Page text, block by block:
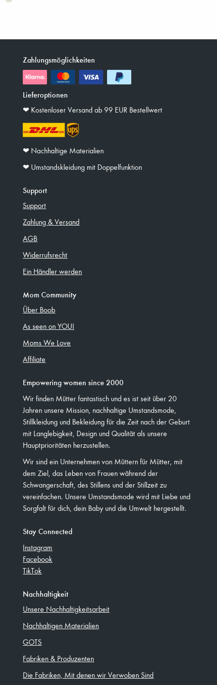
Zahlungsmöglichkeiten
Lieferoptionen
❤︎ Kostenloser Versand ab 99 EUR Bestellwert
❤︎ Nachhaltige Materialien
❤︎ Umstandskleidung mit Doppelfunktion
Support
Support
Zahlung & Versand
AGB
Widerrufsrecht
Ein Händler werden
Mom Community
Über Boob
As seen on YOU!
Moms We Love
Affiliate
Empowering women since 2000
Wir finden Mütter fantastisch und es ist seit über 20
Jahren unsere Mission, nachhaltige Umstandsmode,
Stillkleidung und Bekleidung für die Zeit nach der Geburt
mit Langlebigkeit, Design und Qualität als unsere
Hauptprioritäten herzustellen.
Wir sind ein Unternehmen von Müttern für Mütter, mit
dem Ziel, das Leben von Frauen während der
Schwangerschaft, des Stillens und der Stillzeit zu
vereinfachen. Unsere Umstandsmode wird mit Liebe und
Sorgfalt für dich, dein Baby und die Umwelt hergestellt.
Stay Connected
Instagram
Facebook
TikTok
Nachhaltigkeit
Unsere Nachhaltigkeitsarbeit
Nachhaltigen Materialien
GOTS
Fabriken & Produzenten
Die Fabriken, Mit denen wir Verwoben Sind